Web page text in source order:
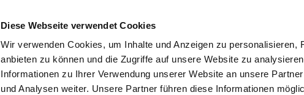
Diese Webseite verwendet Cookies
Wir verwenden Cookies, um Inhalte und Anzeigen zu personalisieren,
anbieten zu können und die Zugriffe auf unsere Website zu
Informationen zu Ihrer Verwendung unserer Website an unsere
und Analysen weiter. Unsere Partner führen diese Informationen
Praxis für Traditionelle
Dr. med. Lars
中醫師 史纳思